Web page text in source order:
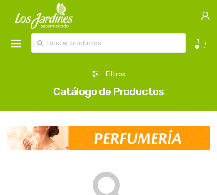
0
Filtros
Catálogo de Productos